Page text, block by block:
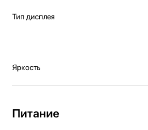
Тип дисплея
Яркость
Питание